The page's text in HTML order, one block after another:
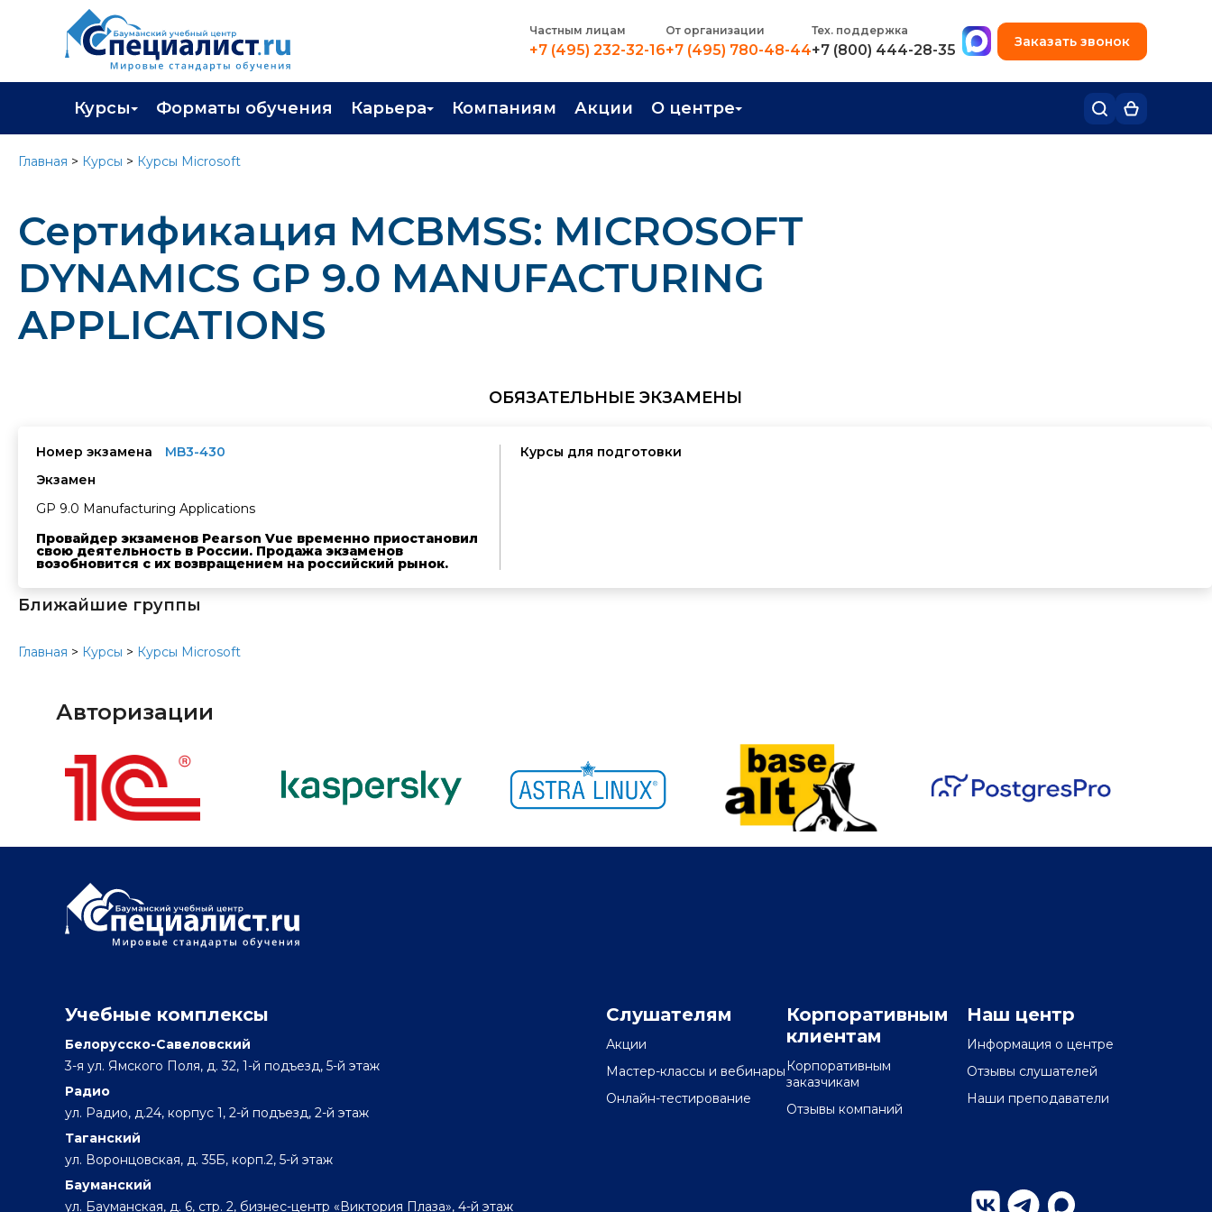
Частным лицам
+7 (495) 232-32-16
От организации
+7 (495) 780-48-44
Тех. поддержка
+7 (800) 444-28-35
+7 (495) 780-48-49
Заказать звонок
Курсы
Каталог курсов
Профессиональная переподготовка
Программа лояльности
Подарить сертификат на обучение
Форматы обучения Карьера
Трудоустройство
Компаниям Акции О центре
О центре
Вакансии
Главная > Курсы > Курсы Microsoft
Сертификация MCBMSS: MICROSOFT
DYNAMICS GP 9.0 MANUFACTURING
APPLICATIONS
ОБЯЗАТЕЛЬНЫЕ ЭКЗАМЕНЫ
Номер экзамена
MB3-430
Экзамен
GP 9.0 Manufacturing Applications
Провайдер экзаменов Pearson Vue временно приостановил
свою деятельность в России. Продажа экзаменов
возобновится с их возвращением на российский рынок.
Курсы для подготовки
Ближайшие группы
Главная > Курсы > Курсы Microsoft
Авторизации
Учебные комплексы
Белорусско-Савеловский
3-я ул. Ямского Поля, д. 32, 1-й подъезд, 5-й этаж
Радио
ул. Радио, д.24, корпус 1, 2-й подъезд, 2-й этаж
Таганский
ул. Воронцовская, д. 35Б, корп.2, 5-й этаж
Бауманский
ул. Бауманская, д. 6, стр. 2, бизнес-центр «Виктория Плаза», 4-й этаж
Слушателям
Акции
Мастер-классы и вебинары
Онлайн-тестирование
Корпоративным
клиентам
Корпоративным
заказчикам
Отзывы компаний
Наш центр
Информация о центре
Отзывы слушателей
Наши преподаватели